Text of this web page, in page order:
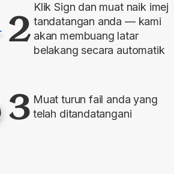
2 Klik Sign dan muat naik imej
tandatangan anda — kami
akan membuang latar
belakang secara automatik
3 Muat turun fail anda yang
telah ditandatangani